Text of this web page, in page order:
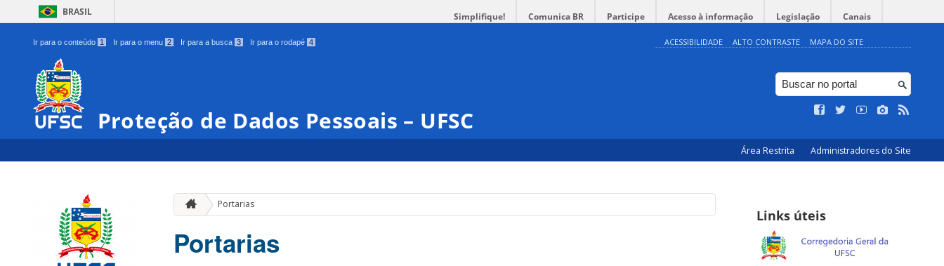
BRASIL Simplifique! Comunica BR Participe Acesso à informação Legislação Canais
Ir para o conteúdo 1 Ir para o menu 2 Ir para a busca 3 Ir para o rodapé 4 ACESSIBILIDADE ALTO CONTRASTE MAPA DO SITE
Proteção de Dados Pessoais – UFSC
Área Restrita Administradores do Site
Portarias
Portarias
Links úteis